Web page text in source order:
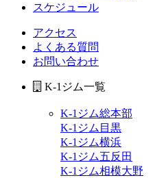
スケジュール
アクセス
よくある質問
お問い合わせ
K-1ジム一覧
K-1ジム総本部
K-1ジム目黒
K-1ジム横浜
K-1ジム五反田
K-1ジム相模大野